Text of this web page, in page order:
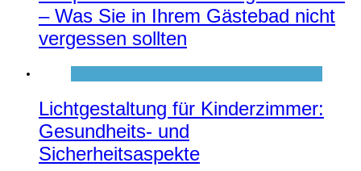
– Was Sie in Ihrem Gästebad nicht
vergessen sollten
Lichtgestaltung für Kinderzimmer:
Gesundheits- und
Sicherheitsaspekte